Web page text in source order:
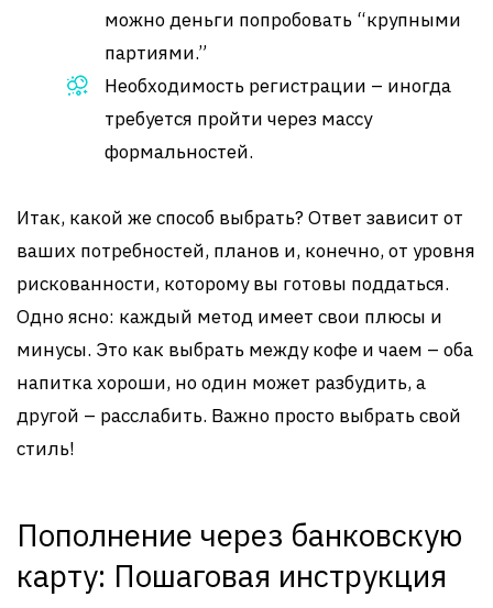
можно деньги попробовать “крупными
партиями.”
Необходимость регистрации – иногда
требуется пройти через массу
формальностей.
Итак, какой же способ выбрать? Ответ зависит от
ваших потребностей, планов и, конечно, от уровня
рискованности, которому вы готовы поддаться.
Одно ясно: каждый метод имеет свои плюсы и
минусы. Это как выбрать между кофе и чаем – оба
напитка хороши, но один может разбудить, а
другой – расслабить. Важно просто выбрать свой
стиль!
Пополнение через банковскую
карту: Пошаговая инструкция